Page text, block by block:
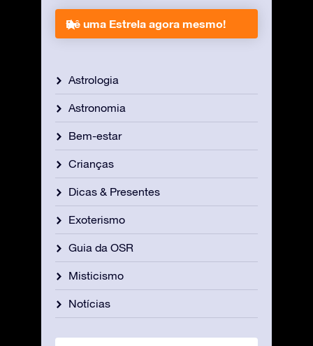
Dê uma Estrela agora mesmo!
Astrologia
Astronomia
Bem-estar
Crianças
Dicas & Presentes
Exoterismo
Guia da OSR
Misticismo
Notícias